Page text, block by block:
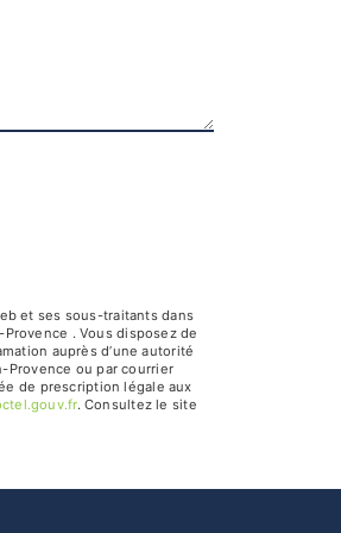
et ses sous-traitants dans
. Vous disposez de
auprès d’une autorité
Provence ou par courrier
de prescription légale aux
. Consultez le site